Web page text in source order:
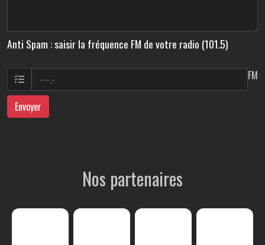
Anti Spam : saisir la fréquence FM de votre radio (101.5)
FM
Envoyer
Nos partenaires